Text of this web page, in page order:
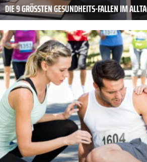
DIE 9 GRÖSSTEN GESUNDHEITS-FALLEN IM ALLTAG